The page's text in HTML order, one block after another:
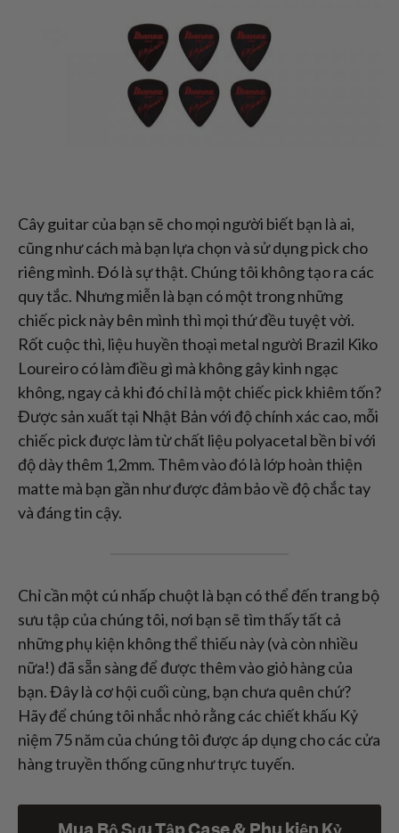
Cây guitar của bạn sẽ cho mọi người biết bạn là ai,
cũng như cách mà bạn lựa chọn và sử dụng pick cho
riêng mình. Đó là sự thật. Chúng tôi không tạo ra các
quy tắc. Nhưng miễn là bạn có một trong những
chiếc pick này bên mình thì mọi thứ đều tuyệt vời.
Rốt cuộc thì, liệu huyền thoại metal người Brazil Kiko
Loureiro có làm điều gì mà không gây kinh ngạc
không, ngay cả khi đó chỉ là một chiếc pick khiêm tốn?
Được sản xuất tại Nhật Bản với độ chính xác cao, mỗi
chiếc pick được làm từ chất liệu polyacetal bền bỉ với
độ dày thêm 1,2mm. Thêm vào đó là lớp hoàn thiện
matte mà bạn gần như được đảm bảo về độ chắc tay
và đáng tin cậy.
Chỉ cần một cú nhấp chuột là bạn có thể đến trang bộ
sưu tập của chúng tôi, nơi bạn sẽ tìm thấy tất cả
những phụ kiện không thể thiếu này (và còn nhiều
nữa!) đã sẵn sàng để được thêm vào giỏ hàng của
bạn. Đây là cơ hội cuối cùng, bạn chưa quên chứ?
Hãy để chúng tôi nhắc nhỏ rằng các chiết khấu Kỷ
niệm 75 năm của chúng tôi được áp dụng cho các cửa
hàng truyền thống cũng như trực tuyến.